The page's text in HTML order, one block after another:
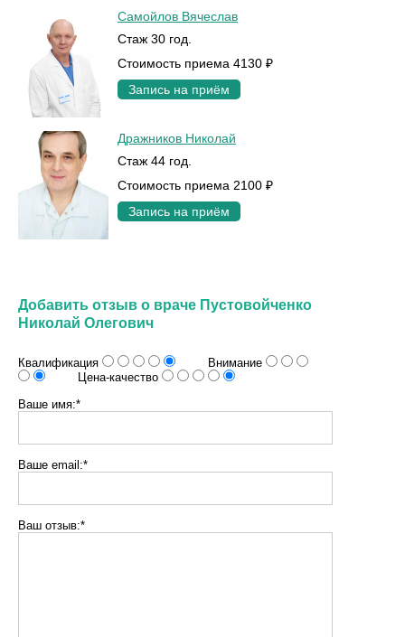
Самойлов Вячеслав
Стаж 30 год.
Стоимость приема 4130 ₽
Запись на приём
Дражников Николай
Стаж 44 год.
Стоимость приема 2100 ₽
Запись на приём
Добавить отзыв о враче Пустовойченко
Николай Олегович
Квалификация
Внимание
Цена-качество
Ваше имя:*
Ваше email:*
Ваш отзыв:*